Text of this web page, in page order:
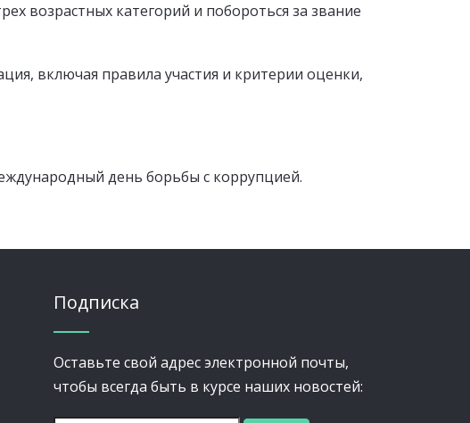
возрастных категорий и побороться за звание
включая правила участия и критерии оценки,
день борьбы с коррупцией.
Подписка
Оставьте свой адрес электронной почты,
чтобы всегда быть в курсе наших новостей: